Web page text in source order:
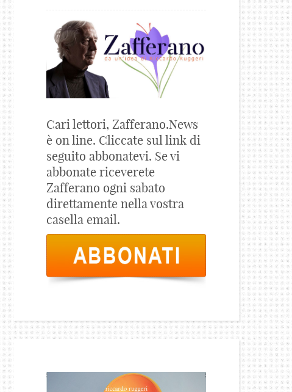
Cari lettori, Zafferano.News
è on line. Cliccate sul link di
seguito abbonatevi. Se vi
abbonate riceverete
Zafferano ogni sabato
direttamente nella vostra
casella email.